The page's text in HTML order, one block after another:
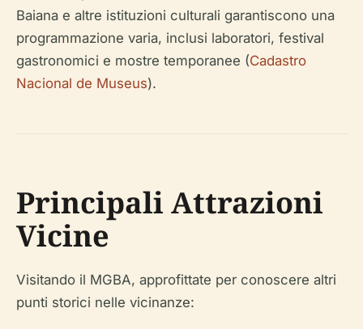
Baiana e altre istituzioni culturali garantiscono una
programmazione varia, inclusi laboratori, festival
gastronomici e mostre temporanee (Cadastro
Nacional de Museus).
Principali Attrazioni
Vicine
Visitando il MGBA, approfittate per conoscere altri
punti storici nelle vicinanze: